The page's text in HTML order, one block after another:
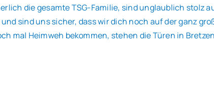
die gesamte TSG-Familie, sind unglaublich stolz
sind uns sicher, dass wir dich noch auf der ganz
mal Heimweh bekommen, stehen die Türen in